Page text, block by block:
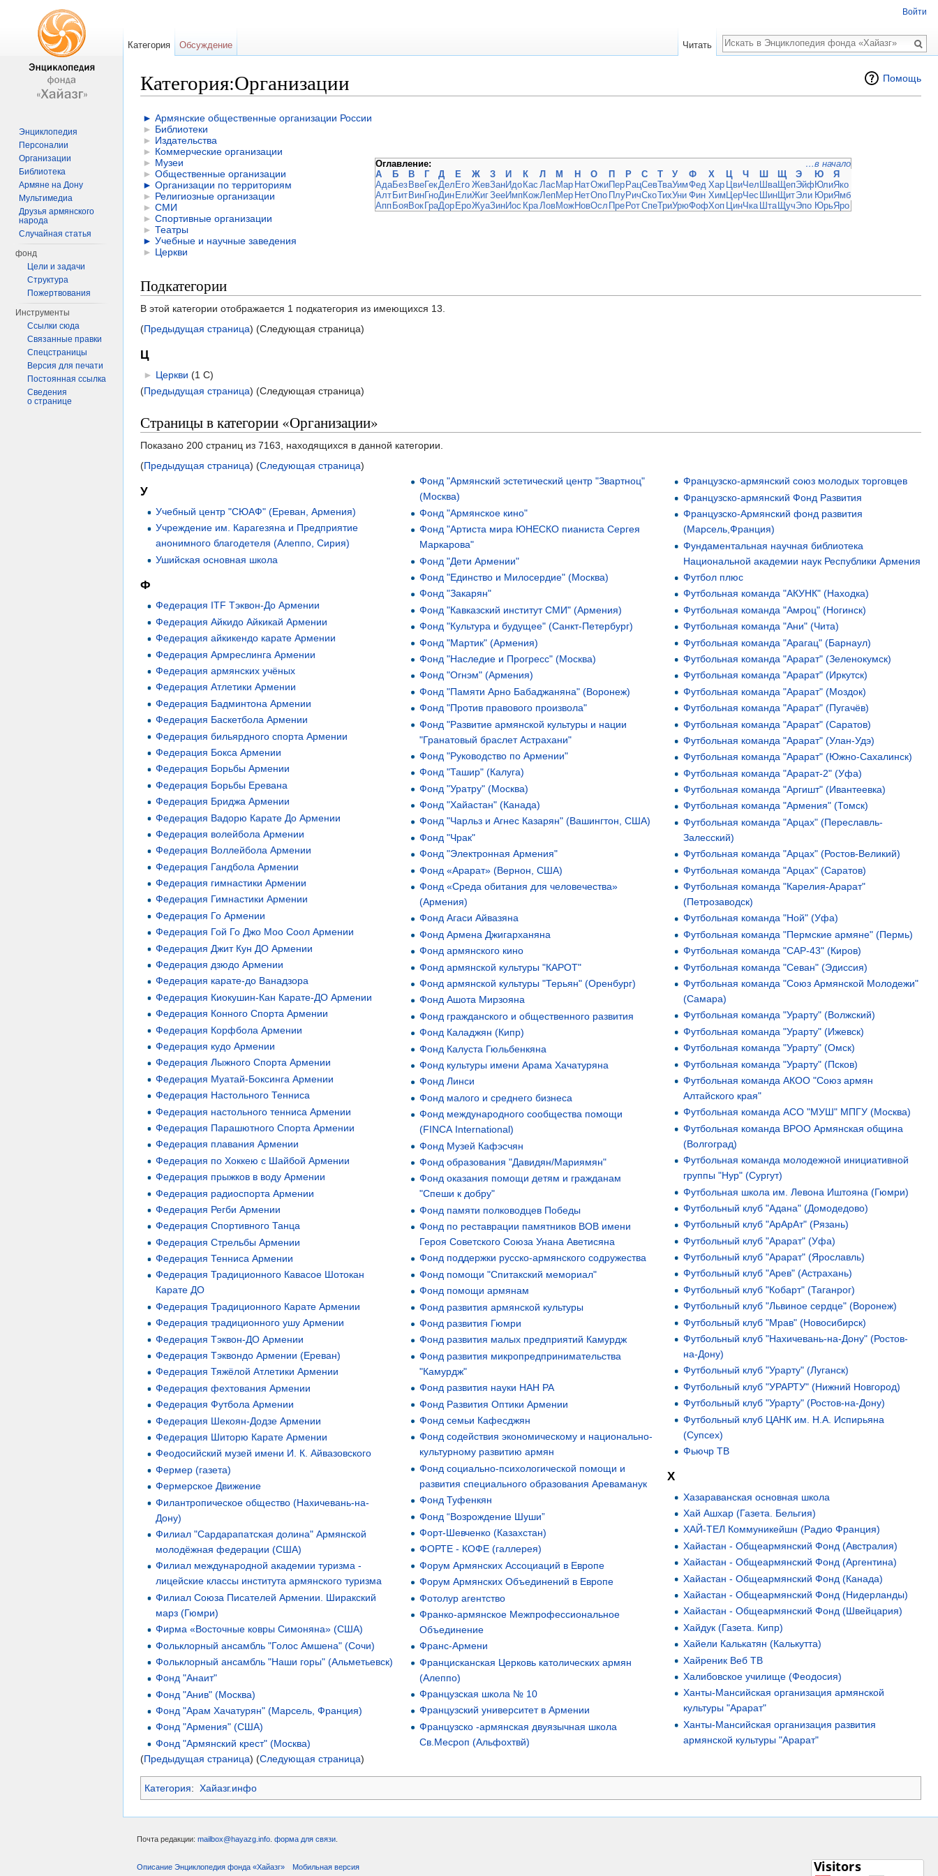
Помощь
Категория:Организации
► Армянские общественные организации России
► Библиотеки
► Издательства
► Коммерческие организации
► Музеи
► Общественные организации
► Организации по территориям
► Религиозные организации
► СМИ
► Спортивные организации
► Театры
► Учебные и научные заведения
► Церкви
Оглавление:
…в начало
А
Б В Г Д Е Ж З И К Л М Н О П Р С Т У Ф Х Ц Ч Ш Щ Э Ю
Я
АдаБез ВвеГекДел Его ЖевЗанИдо Кас Лас Мар НатОжиПер РацСевТваУимФед Хар ЦвиЧел ШваЩепЭйфЮлиЯко
Алт Бит ВинГноДин ЕлиЖигЗееИмпКожЛепМер НетОпо ПлуРичСкоТихУни Фин Хим ЦерЧес ШинЩитЭли ЮриЯмб
Апп БояВок ГраДор ЕроЖуаЗинИос КраЛовМожНовОсл Пре РотСпеТриУрюФофХоп ЦинЧка Шта ЩучЭпо ЮрьЯро
Подкатегории
В этой категории отображается 1 подкатегория из имеющихся 13.
(Предыдущая страница) (Следующая страница)
Ц
► Церкви (1 С)
(Предыдущая страница) (Следующая страница)
Страницы в категории «Организации»
Показано 200 страниц из 7163, находящихся в данной категории.
(Предыдущая страница) (Следующая страница)
У
Учебный центр "СЮАФ" (Ереван, Армения)
Учреждение им. Карагезяна и Предприятие
анонимного благодетеля (Алеппо, Сирия)
Ушийская основная школа
Ф
Федерация ITF Тэквон-До Армении
Федерация Айкидо Айкикай Армении
Федерация айкикендо карате Армении
Федерация Армреслинга Армении
Федерация армянских учёных
Федерация Атлетики Армении
Федерация Бадминтона Армении
Федерация Баскетбола Армении
Федерация бильярдного спорта Армении
Федерация Бокса Армении
Федерация Борьбы Армении
Федерация Борьбы Еревана
Федерация Бриджа Армении
Федерация Вадорю Карате До Армении
Федерация волейбола Армении
Федерация Воллейбола Армении
Федерация Гандбола Армении
Федерация гимнаcтики Армении
Федерация Гимнастики Армении
Федерация Го Армении
Федерация Гой Го Джо Моо Соол Армении
Федерация Джит Кун ДО Армении
Федерация дзюдо Армении
Федерация карате-до Ванадзора
Федерация Киокушин-Кан Карате-ДО Армении
Федерация Конного Спорта Армении
Федерация Корфбола Армении
Федерация кудо Армении
Федерация Лыжного Спорта Армении
Федерация Муатай-Боксинга Армении
Федерация Настольного Тенниса
Федерация настольного тенниса Армении
Федерация Парашютного Спорта Армении
Федерация плавания Армении
Федерация по Хоккею с Шайбой Армении
Федерация прыжков в воду Армении
Федерация радиоспорта Армении
Федерация Регби Армении
Федерация Спортивного Танца
Федерация Стрельбы Армении
Федерация Тенниса Армении
Федерация Традиционного Кавасое Шотокан
Карате ДО
Федерация Традиционного Карате Армении
Федерация традиционного ушу Армении
Федерация Тэквон-ДО Армении
Федерация Тэквондо Армении (Ереван)
Федерация Тяжёлой Атлетики Армении
Федерация фехтования Армении
Федерация Футбола Армении
Федерация Шекоян-Додзе Армении
Федерация Шиторю Карате Армении
Феодосийский музей имени И. К. Айвазовского
Фермер (газета)
Фермерское Движение
Филантропическое общество (Нахичевань-на-
Дону)
Филиал "Сардарапатская долина" Армянской
молодёжная федерации (США)
Филиал международной академии туризма -
лицейские классы института армянского туризма
Филиал Союза Писателей Армении. Ширакский
марз (Гюмри)
Фирма «Восточные ковры Симоняна» (США)
Фольклорный ансамбль "Голос Амшена" (Сочи)
Фольклорный ансамбль "Наши горы" (Альметьевск)
Фонд "Анаит"
Фонд "Анив" (Москва)
Фонд "Арам Хачатурян" (Марсель, Франция)
Фонд "Армения" (США)
Фонд "Армянский крест" (Москва)
Фонд "Армянский эстетический центр "Звартноц"
(Москва)
Фонд "Армянское кино"
Фонд "Артиста мира ЮНЕСКО пианиста Сергея
Маркарова"
Фонд "Дети Армении"
Фонд "Единство и Милосердие" (Москва)
Фонд "Закарян"
Фонд "Кавказский институт СМИ" (Армения)
Фонд "Культура и будущее" (Санкт-Петербург)
Фонд "Мартик" (Армения)
Фонд "Наследие и Прогресс" (Москва)
Фонд "Огнэм" (Армения)
Фонд "Памяти Арно Бабаджаняна" (Воронеж)
Фонд "Против правового произвола"
Фонд "Развитие армянской культуры и нации
"Гранатовый браслет Астрахани"
Фонд "Руководство по Армении"
Фонд "Ташир" (Калуга)
Фонд "Уратру" (Москва)
Фонд "Хайастан" (Канада)
Фонд "Чарльз и Агнес Казарян" (Вашингтон, США)
Фонд "Чрак"
Фонд "Электронная Армения"
Фонд «Арарат» (Вернон, США)
Фонд «Среда обитания для человечества»
(Армения)
Фонд Агаси Айвазяна
Фонд Армена Джигарханяна
Фонд армянского кино
Фонд армянской культуры "КАРОТ"
Фонд армянской культуры "Терьян" (Оренбург)
Фонд Ашота Мирзояна
Фонд гражданского и общественного развития
Фонд Каладжян (Кипр)
Фонд Калуста Гюльбенкяна
Фонд культуры имени Арама Хачатуряна
Фонд Линси
Фонд малого и среднего бизнеса
Фонд международного сообщества помощи
(FINCA International)
Фонд Музей Кафэсчян
Фонд образования "Давидян/Мариямян"
Фонд оказания помощи детям и гражданам
"Спеши к добру"
Фонд памяти полководцев Победы
Фонд по реставрации памятников ВОВ имени
Героя Советского Союза Унана Аветисяна
Фонд поддержки русско-армянского содружества
Фонд помощи "Спитакский мемориал"
Фонд помощи армянам
Фонд развития армянской культуры
Фонд развития Гюмри
Фонд развития малых предприятий Камурдж
Фонд развития микропредпринимательства
"Камурдж"
Фонд развития науки НАН РА
Фонд Развития Оптики Армении
Фонд семьи Кафесджян
Фонд содействия экономическому и национально-
культурному развитию армян
Фонд социально-психологической помощи и
развития специального образования Ареваманук
Фонд Туфенкян
Фонд “Возрождение Шуши”
Форт-Шевченко (Казахстан)
ФОРТЕ - КОФЕ (галлерея)
Форум Армянских Ассоциаций в Европе
Форум Армянских Объединений в Европе
Фотолур агентство
Франко-армянское Межпрофессиональное
Объединение
Франс-Армени
Францисканская Церковь католических армян
(Алеппо)
Французская школа № 10
Французский университет в Армении
Французско -армянская двуязычная школа
Св.Месроп (Альфохтвй)
Французско-армянский союз молодых торговцев
Французско-армянский Фонд Развития
Французско-Армянский фонд развития
(Марсель,Франция)
Фундаментальная научная библиотека
Национальной академии наук Республики Армения
Футбол плюс
Футбольная команда "АКУНК" (Находка)
Футбольная команда "Амроц" (Ногинск)
Футбольная команда "Ани" (Чита)
Футбольная команда "Арагац" (Барнаул)
Футбольная команда "Арарат" (Зеленокумск)
Футбольная команда "Арарат" (Иркутск)
Футбольная команда "Арарат" (Моздок)
Футбольная команда "Арарат" (Пугачёв)
Футбольная команда "Арарат" (Саратов)
Футбольная команда "Арарат" (Улан-Удэ)
Футбольная команда "Арарат" (Южно-Сахалинск)
Футбольная команда "Арарат-2" (Уфа)
Футбольная команда "Аргишт" (Ивантеевка)
Футбольная команда "Армения" (Томск)
Футбольная команда "Арцах" (Переславль-
Залесский)
Футбольная команда "Арцах" (Ростов-Великий)
Футбольная команда "Арцах" (Саратов)
Футбольная команда "Карелия-Арарат"
(Петрозаводск)
Футбольная команда "Ной" (Уфа)
Футбольная команда "Пермские армяне" (Пермь)
Футбольная команда "САР-43" (Киров)
Футбольная команда "Севан" (Эдиссия)
Футбольная команда "Союз Армянской Молодежи"
(Самара)
Футбольная команда "Урарту" (Волжский)
Футбольная команда "Урарту" (Ижевск)
Футбольная команда "Урарту" (Омск)
Футбольная команда "Урарту" (Псков)
Футбольная команда АКОО "Союз армян
Алтайского края"
Футбольная команда АСО "МУШ" МПГУ (Москва)
Футбольная команда ВРОО Армянская община
(Волгоград)
Футбольная команда молодежной инициативной
группы "Нур" (Сургут)
Футбольная школа им. Левона Иштояна (Гюмри)
Футбольный клуб "Адана" (Домодедово)
Футбольный клуб "АрАрАт" (Рязань)
Футбольный клуб "Арарат" (Уфа)
Футбольный клуб "Арарат" (Ярославль)
Футбольный клуб "Арев" (Астрахань)
Футбольный клуб "Кобарт" (Таганрог)
Футбольный клуб "Львиное сердце" (Воронеж)
Футбольный клуб "Мрав" (Новосибирск)
Футбольный клуб "Нахичевань-на-Дону" (Ростов-
на-Дону)
Футбольный клуб "Урарту" (Луганск)
Футбольный клуб "УРАРТУ" (Нижний Новгород)
Футбольный клуб "Урарту" (Ростов-на-Дону)
Футбольный клуб ЦАНК им. Н.А. Испирьяна
(Супсех)
Фьючр ТВ
Х
Хазараванская основная школа
Хай Ашхар (Газета. Бельгия)
ХАЙ-ТЕЛ Коммуникейшн (Радио Франция)
Хайастан - Общеармянский Фонд (Австралия)
Хайастан - Общеармянский Фонд (Аргентина)
Хайастан - Общеармянский Фонд (Канада)
Хайастан - Общеармянский Фонд (Нидерланды)
Хайастан - Общеармянский Фонд (Швейцария)
Хайдук (Газета. Кипр)
Хайели Калькатян (Калькутта)
Хайреник Веб ТВ
Халибовское училище (Феодосия)
Ханты-Мансийская организация армянской
культуры "Арарат"
Ханты-Мансийская организация развития
армянской культуры "Арарат"
(Предыдущая страница) (Следующая страница)
Категория: Хайазг.инфо
Войти
Категория Обсуждение Читать
Поиск
Энциклопедия
Персоналии
Организации
Библиотека
Армяне на Дону
Мультимедиа
Друзья армянского
народа
Случайная статья
фонд
Цели и задачи
Структура
Пожертвования
Инструменты
Ссылки сюда
Связанные правки
Спецстраницы
Версия для печати
Постоянная ссылка
Сведения
о странице
Почта редакции: mailbox@hayazg.info. форма для связи.
Описание Энциклопедия фонда «Хайазг» Мобильная версия